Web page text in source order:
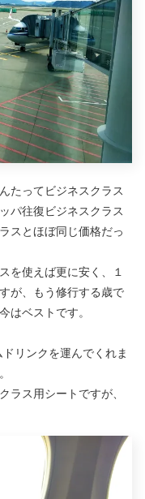
たってビジネスクラス
パ往復ビジネスクラス
スとほぼ同じ価格だっ
を使えば更に安く、１
が、もう修行する歳で
はベストです。
リンクを運んでくれま
ラス用シートですが、